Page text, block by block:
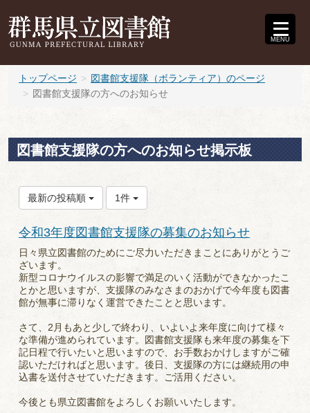
MENU
トップページ
図書館支援隊（ボランティア）のページ
図書館支援隊の方へのお知らせ
図書館支援隊の方へのお知らせ掲示板
最新の投稿順 1件
令和3年度図書館支援隊の募集のお知らせ
日々県立図書館のためにご尽力いただきまことにありがとうご
ざいます。
新型コロナウイルスの影響で満足のいく活動ができなかったこ
とかと思いますが、支援隊のみなさまのおかげで今年度も図書
館が無事に滞りなく運営できたことと思います。
さて、2月もあと少しで終わり、いよいよ来年度に向けて様々
な準備が進められています。図書館支援隊も来年度の募集を下
記日程で行いたいと思いますので、お手数おかけしますがご確
認いただければと思います。後日、支援隊の方には継続用の申
込書を送付させていただきます。ご活用ください。
今後とも県立図書館をよろしくお願いいたします。